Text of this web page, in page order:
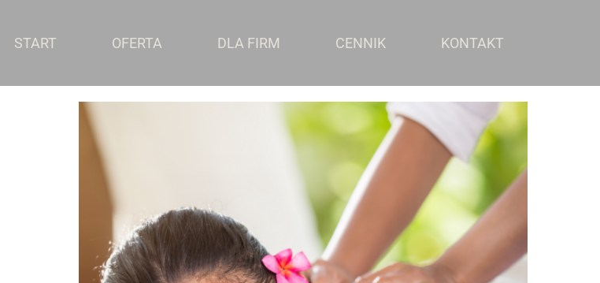
START OFERTA DLA FIRM CENNIK KONTAKT